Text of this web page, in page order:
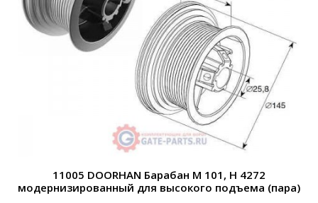
11005 DOORHAN Барабан М 101, Н 4272
модернизированный для высокого подъема (пара)